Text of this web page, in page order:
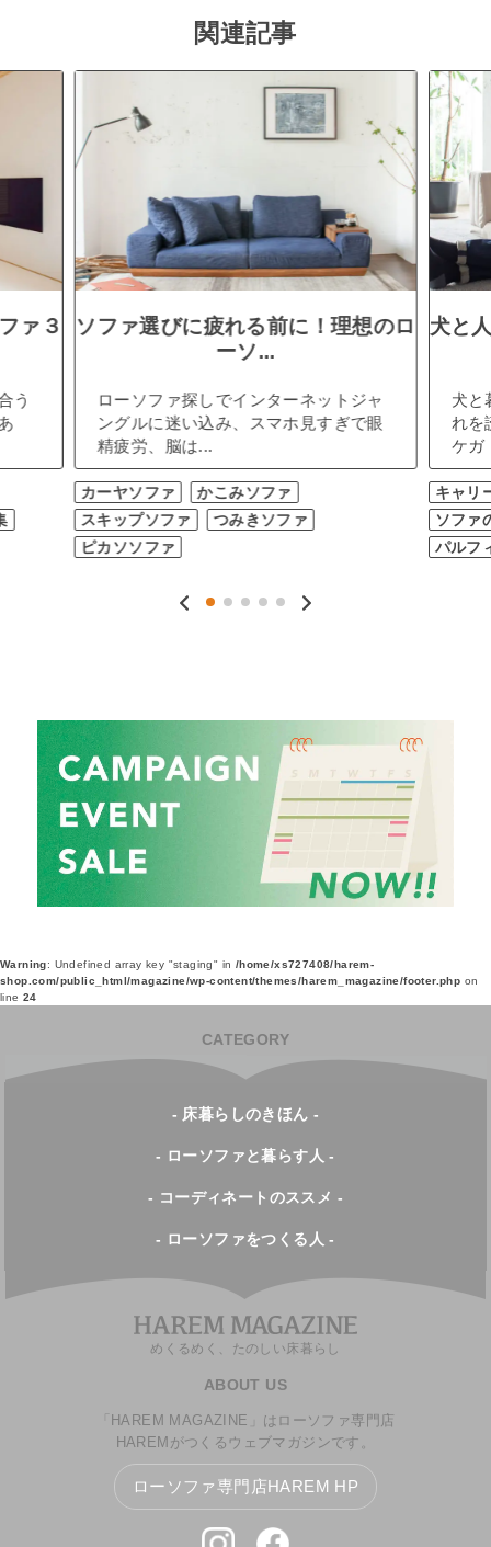
関連記事
ァ３
う
ソファ選びに疲れる前に！理想のロ
ーソ...
ローソファ探しでインターネットジャ
ングルに迷い込み、スマホ見すぎで眼
精疲労、脳は...
カーヤソファ
かこみソファ
スキップソファ
つみきソファ
ピカソソファ
犬と
犬と
れを
ケガ
キャリ
ソファ
パルフ
Warning: Undefined array key "staging" in /home/xs727408/harem-
shop.com/public_html/magazine/wp-content/themes/harem_magazine/footer.php on
line 24
CATEGORY
- 床暮らしのきほん -
- ローソファと暮らす人 -
- コーディネートのススメ -
- ローソファをつくる人 -
めくるめく、たのしい床暮らし
ABOUT US
「HAREM MAGAZINE」はローソファ専門店
HAREMがつくるウェブマガジンです。
ローソファ専門店HAREM HP